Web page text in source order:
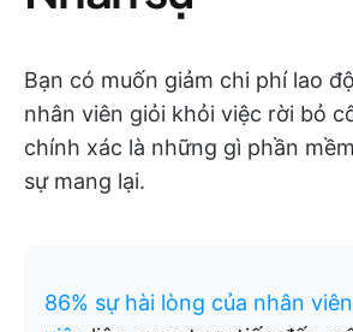
Bạn có muốn giảm chi phí lao
nhân viên giỏi khỏi việc rời bỏ
chính xác là những gì phần
sự mang lại.
86% sự hài lòng của nhân